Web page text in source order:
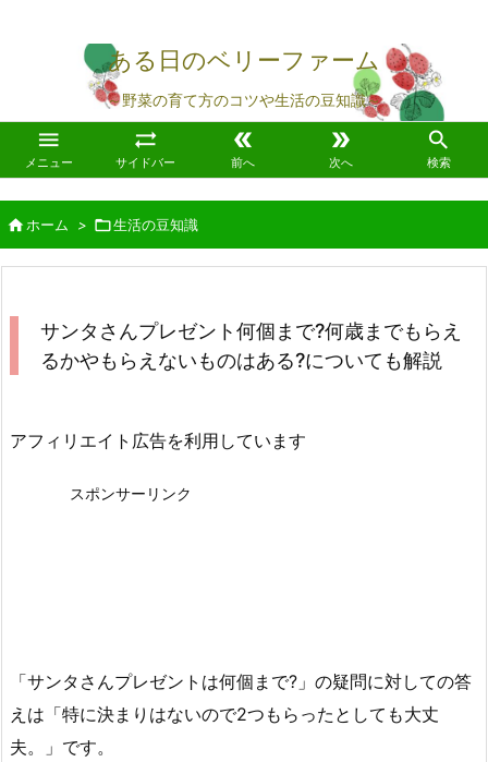
ある日のベリーファーム
～野菜の育て方のコツや生活の豆知識～

メニュー

サイドバー

前へ

次へ

検索
ホーム > 生活の豆知識
サンタさんプレゼント何個まで?何歳までもらえ
るかやもらえないものはある?についても解説
アフィリエイト広告を利用しています
スポンサーリンク
「サンタさんプレゼントは何個まで?」の疑問に対しての答
えは「特に決まりはないので2つもらったとしても大丈
夫。」です。